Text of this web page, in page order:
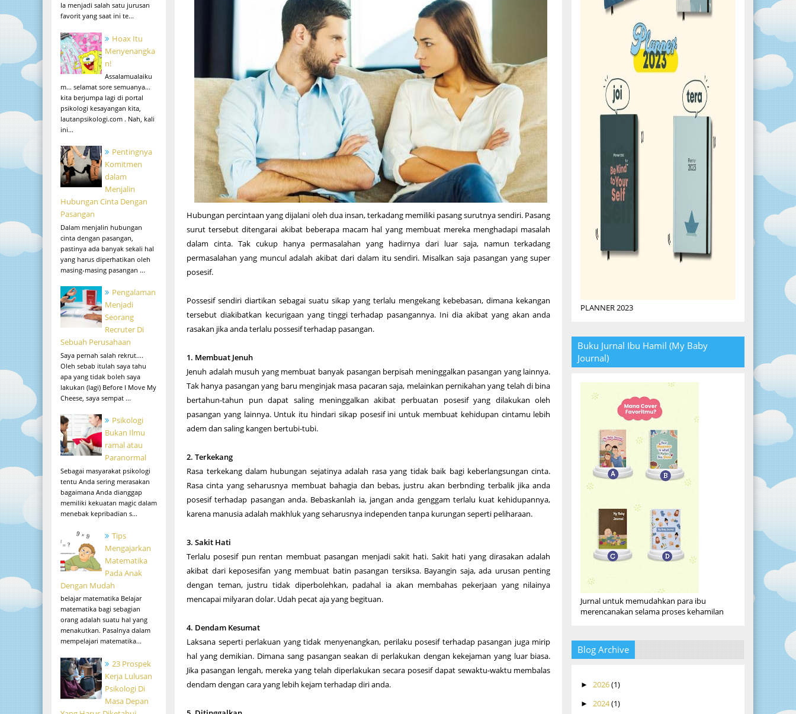
Ia menjadi salah satu jurusan
favorit yang saat ini te...
Hoax Itu
Menyenangka
n!
Assalamualaiku
m... selamat sore semuanya...
kita berjumpa lagi di portal
psikologi kesayangan kita,
lautanpsikologi.com . Nah, kali
ini...
Pentingnya
Komitmen
dalam
Menjalin
Hubungan Cinta Dengan
Pasangan
Dalam menjalin hubungan
cinta dengan pasangan,
pastinya ada banyak sekali hal
yang harus diperhatikan oleh
masing-masing pasangan ...
Pengalaman
Menjadi
Seorang
Recruter Di
Sebuah Perusahaan
Saya pernah salah rekrut....
Oleh sebab itulah saya tahu
apa yang tidak boleh saya
lakukan (lagi) Before I Move My
Cheese, saya sempat ...
Psikologi
Bukan Ilmu
ramal atau
Paranormal
Sebagai masyarakat psikologi
tentu Anda sering merasakan
bagaimana Anda dianggap
memiliki kekuatan magic dalam
menebak kepribadian s...
Tips
Mengajarkan
Matematika
Pada Anak
Dengan Mudah
belajar matematika Belajar
matematika bagi sebagian
orang adalah suatu hal yang
menakutkan. Pasalnya dalam
mempelajari matematika...
23 Prospek
Kerja Lulusan
Psikologi Di
Masa Depan
Hubungan percintaan yang dijalani oleh dua insan, terkadang memiliki pasang surutnya sendiri. Pasang
surut tersebut ditengarai akibat beberapa macam hal yang membuat mereka menghadapi masalah
dalam cinta. Tak cukup hanya permasalahan yang hadirnya dari luar saja, namun terkadang
permasalahan yang muncul adalah akibat dari dalam itu sendiri. Misalkan saja pasangan yang super
posesif.
Possesif sendiri diartikan sebagai suatu sikap yang terlalu mengekang kebebasan, dimana kekangan
tersebut diakibatkan kecurigaan yang tinggi terhadap pasangannya. Ini dia akibat yang akan anda
rasakan jika anda terlalu possesif terhadap pasangan.
1. Membuat Jenuh
Jenuh adalah musuh yang membuat banyak pasangan berpisah meninggalkan pasangan yang lainnya.
Tak hanya pasangan yang baru menginjak masa pacaran saja, melainkan pernikahan yang telah di bina
bertahun-tahun pun dapat saling meninggalkan akibat perbuatan posesif yang dilakukan oleh
pasangan yang lainnya. Untuk itu hindari sikap posesif ini untuk membuat kehidupan cintamu lebih
adem dan saling kangen bertubi-tubi.
2. Terkekang
Rasa terkekang dalam hubungan sejatinya adalah rasa yang tidak baik bagi keberlangsungan cinta.
Rasa cinta yang seharusnya membuat bahagia dan bebas, justru akan berbnding terbalik jika anda
posesif terhadap pasangan anda. Bebaskanlah ia, jangan anda genggam terlalu kuat kehidupannya,
karena manusia adalah makhluk yang seharusnya independen tanpa kurungan seperti peliharaan.
3. Sakit Hati
Terlalu posesif pun rentan membuat pasangan menjadi sakit hati. Sakit hati yang dirasakan adalah
akibat dari keposesifan yang membuat batin pasangan tersiksa. Bayangin saja, ada urusan penting
dengan teman, justru tidak diperbolehkan, padahal ia akan membahas pekerjaan yang nilainya
mencapai milyaran dolar. Udah pecat aja yang begituan.
4. Dendam Kesumat
Laksana seperti perlakuan yang tidak menyenangkan, perilaku posesif terhadap pasangan juga mirip
hal yang demikian. Dimana sang pasangan seakan di perlakukan dengan kekejaman yang luar biasa.
Jika pasangan lengah, mereka yang telah diperlakukan secara posesif dapat sewaktu-waktu membalas
dendam dengan cara yang lebih kejam terhadap diri anda.
PLANNER 2023
Buku Jurnal Ibu Hamil (My Baby
Journal)
Jurnal untuk memudahkan para ibu
merencanakan selama proses kehamilan
Blog Archive
► 2026(1)
► 2024(1)